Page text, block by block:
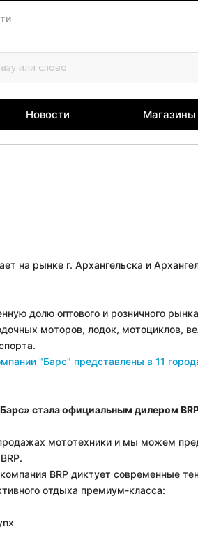
Новости Магазины
на рынке г. Архангельска и
долю оптового и розничного
моторов, лодок, мотоциклов,
"Барс" представлены в 11
стала официальным дилером
мототехники и мы можем
BRP диктует современные
отдыха премиум-класса: